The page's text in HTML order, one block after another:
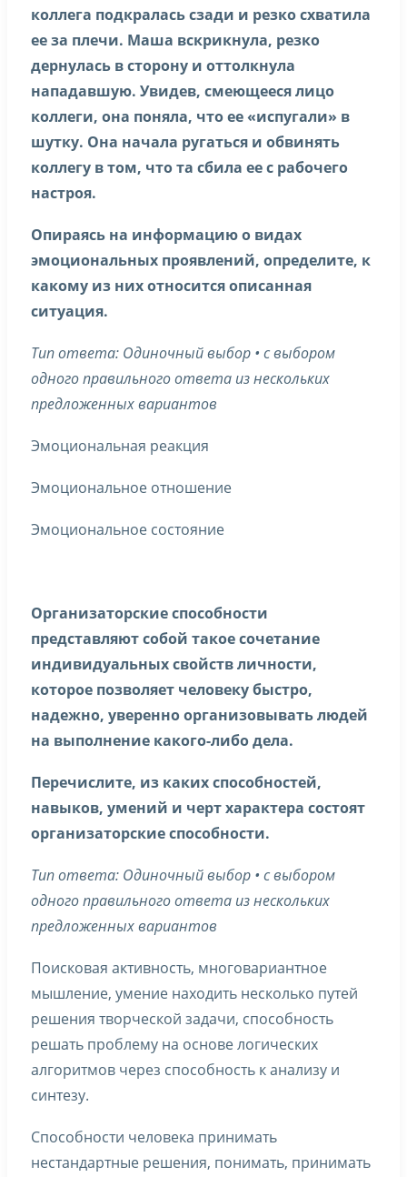
коллега подкралась сзади и резко схватила
ее за плечи. Маша вскрикнула, резко
дернулась в сторону и оттолкнула
нападавшую. Увидев, смеющееся лицо
коллеги, она поняла, что ее «испугали» в
шутку. Она начала ругаться и обвинять
коллегу в том, что та сбила ее с рабочего
настроя.
Опираясь на информацию о видах
эмоциональных проявлений, определите, к
какому из них относится описанная
ситуация.
Тип ответа: Одиночный выбор • с выбором
одного правильного ответа из нескольких
предложенных вариантов
Эмоциональная реакция
Эмоциональное отношение
Эмоциональное состояние
Организаторские способности
представляют собой такое сочетание
индивидуальных свойств личности,
которое позволяет человеку быстро,
надежно, уверенно организовывать людей
на выполнение какого-либо дела.
Перечислите, из каких способностей,
навыков, умений и черт характера состоят
организаторские способности.
Тип ответа: Одиночный выбор • с выбором
одного правильного ответа из нескольких
предложенных вариантов
Поисковая активность, многовариантное
мышление, умение находить несколько путей
решения творческой задачи, способность
решать проблему на основе логических
алгоритмов через способность к анализу и
синтезу.
Способности человека принимать
нестандартные решения, понимать, принимать